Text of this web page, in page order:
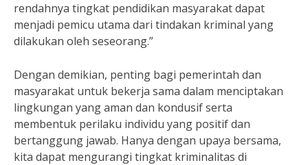
rendahnya tingkat pendidikan masyarakat dapat
menjadi pemicu utama dari tindakan kriminal yang
dilakukan oleh seseorang.”
Dengan demikian, penting bagi pemerintah dan
masyarakat untuk bekerja sama dalam menciptakan
lingkungan yang aman dan kondusif serta
membentuk perilaku individu yang positif dan
bertanggung jawab. Hanya dengan upaya bersama,
kita dapat mengurangi tingkat kriminalitas di